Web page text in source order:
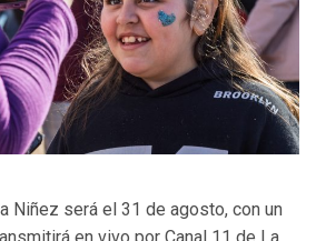
Niñez será el 31 de agosto, con un